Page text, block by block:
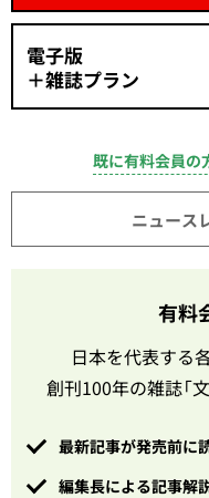
電子版
＋雑誌プラン
既に有料会員の
ニュース
有料
日本を代表する
創刊100年の雑誌「
最新記事が発売前に
編集長による記事解